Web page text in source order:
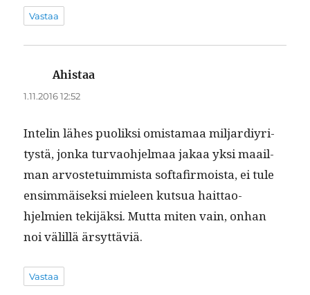
Vastaa
Ahistaa
1.11.2016 12:52
Intelin läh­es puo­lik­si omis­ta­maa mil­jardiyri­
tys­tä, jon­ka tur­vao­hjel­maa jakaa yksi maail­
man arvoste­tu­im­mista soft­afir­moista, ei tule
ensim­mäisek­si mieleen kut­sua hait­tao­
hjelmien tek­i­jäk­si. Mut­ta miten vain, onhan
noi välil­lä ärsyttäviä.
Vastaa